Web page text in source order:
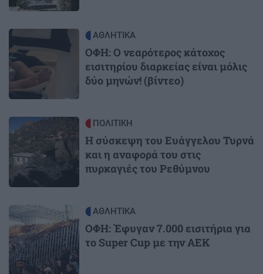
Image ΑΘΛΗΤΙΚΑ
ΟΦΗ: Ο νεαρότερος κάτοχος
εισιτηρίου διαρκείας είναι μόλις
δύο μηνών! (βίντεο)
Image ΠΟΛΙΤΙΚΗ
Η σύσκεψη του Ευάγγελου Τυρνά
και η αναφορά του στις
πυρκαγιές του Ρεθύμνου
Image ΑΘΛΗΤΙΚΑ
ΟΦΗ: Έφυγαν 7.000 εισιτήρια για
το Super Cup με την ΑΕΚ